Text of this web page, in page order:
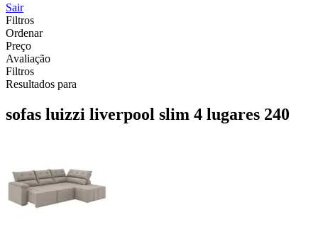
Sair
Filtros
Ordenar
Preço
Avaliação
Filtros
Resultados para
sofas luizzi liverpool slim 4 lugares 240